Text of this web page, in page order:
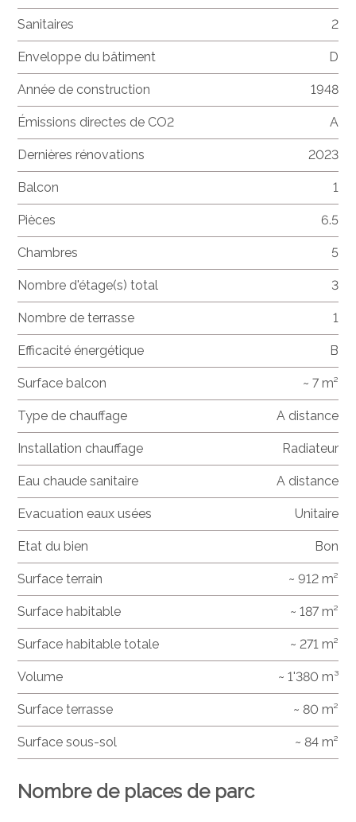
Sanitaires 2
Enveloppe du bâtiment D
Année de construction 1948
Émissions directes de CO2 A
Dernières rénovations 2023
Balcon 1
Pièces 6.5
Chambres 5
Nombre d'étage(s) total 3
Nombre de terrasse 1
Efficacité énergétique B
Surface balcon ~ 7 m²
Type de chauffage A distance
Installation chauffage Radiateur
Eau chaude sanitaire A distance
Evacuation eaux usées Unitaire
Etat du bien Bon
Surface terrain ~ 912 m²
Surface habitable ~ 187 m²
Surface habitable totale ~ 271 m²
Volume ~ 1'380 m³
Surface terrasse ~ 80 m²
Surface sous-sol ~ 84 m²
Nombre de places de parc